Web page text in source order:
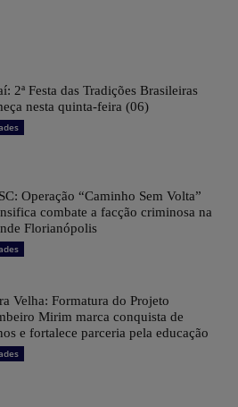
2ª Festa das Tradições Brasileiras
nesta quinta-feira (06)
Operação “Caminho Sem Volta”
combate a facção criminosa na
Florianópolis
Velha: Formatura do Projeto
Mirim marca conquista de
e fortalece parceria pela educação